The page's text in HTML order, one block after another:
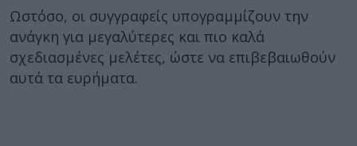
Ωστόσο, οι συγγραφείς υπογραμμίζουν την
ανάγκη για μεγαλύτερες και πιο καλά
σχεδιασμένες μελέτες, ώστε να επιβεβαιωθούν
αυτά τα ευρήματα.